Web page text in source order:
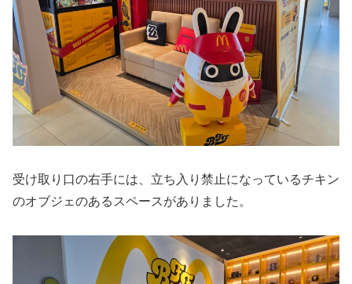
受け取り口の右手には、立ち入り禁止になっているチキン
のオブジェのあるスペースがありました。